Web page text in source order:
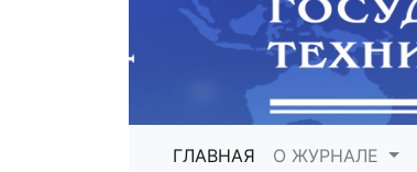
ГЛАВНАЯ О ЖУРНАЛЕ